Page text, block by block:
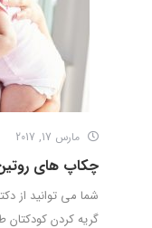
مارس 17, 2017
چکاپ های
شما می توانید از
گریه کردن